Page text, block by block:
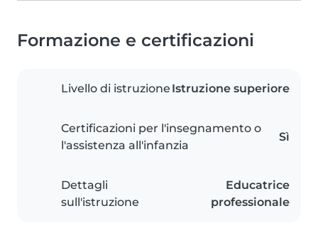
Formazione e certificazioni
Livello di istruzione Istruzione superiore
Certificazioni per l'insegnamento o
l'assistenza all'infanzia
Sì
Dettagli
sull'istruzione
Educatrice
professionale